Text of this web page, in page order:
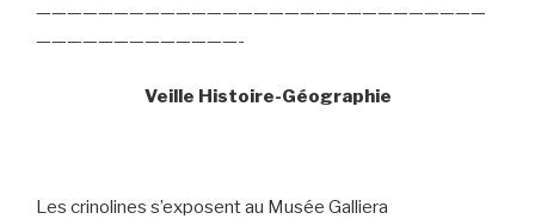
—————————————————————————————
—————————————-
Veille Histoire-Géographie
Les crinolines s’exposent au Musée Galliera